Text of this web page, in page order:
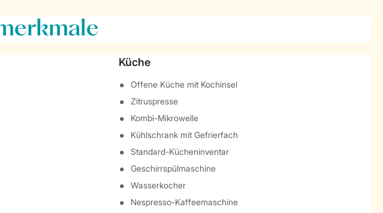
Küche
Offene Küche mit Kochinsel
Zitruspresse
Kombi-Mikrowelle
Kühlschrank mit Gefrierfach
Standard-Kücheninventar
Geschirrspülmaschine
Wasserkocher
Nespresso-Kaffeemaschine